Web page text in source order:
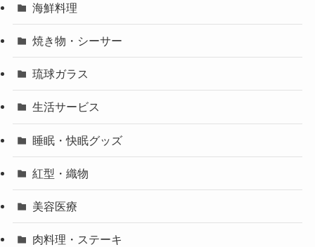
海鮮料理
焼き物・シーサー
琉球ガラス
生活サービス
睡眠・快眠グッズ
紅型・織物
美容医療
肉料理・ステーキ